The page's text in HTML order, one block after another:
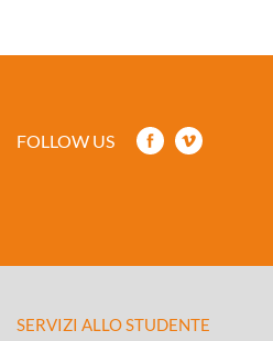
FOLLOW US
SERVIZI ALLO STUDENTE